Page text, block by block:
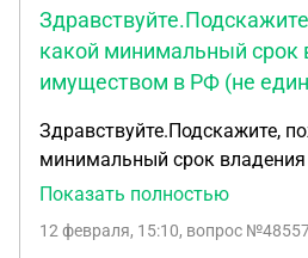
какой минимальный срок
имуществом в РФ (не
Здравствуйте.Подскажите,
минимальный срок
(не единственное жилье!!!Ps:
пройти,чтобы продать без
Показать полностью
12 февраля, 15:10, вопрос